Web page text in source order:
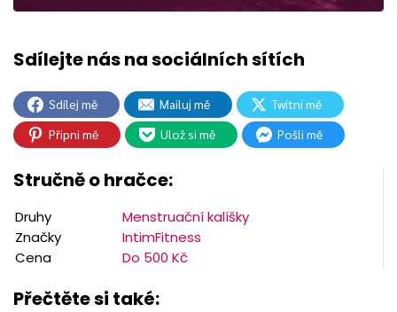
Sdílej mě Mailuj mě
Twítni mě
Připni mě
Ulož si mě Pošli mě
Stručně o hračce:
Druhy
Menstruační kalíšky
Značky
IntimFitness
Cena
Do 500 Kč
Přečtěte si také: